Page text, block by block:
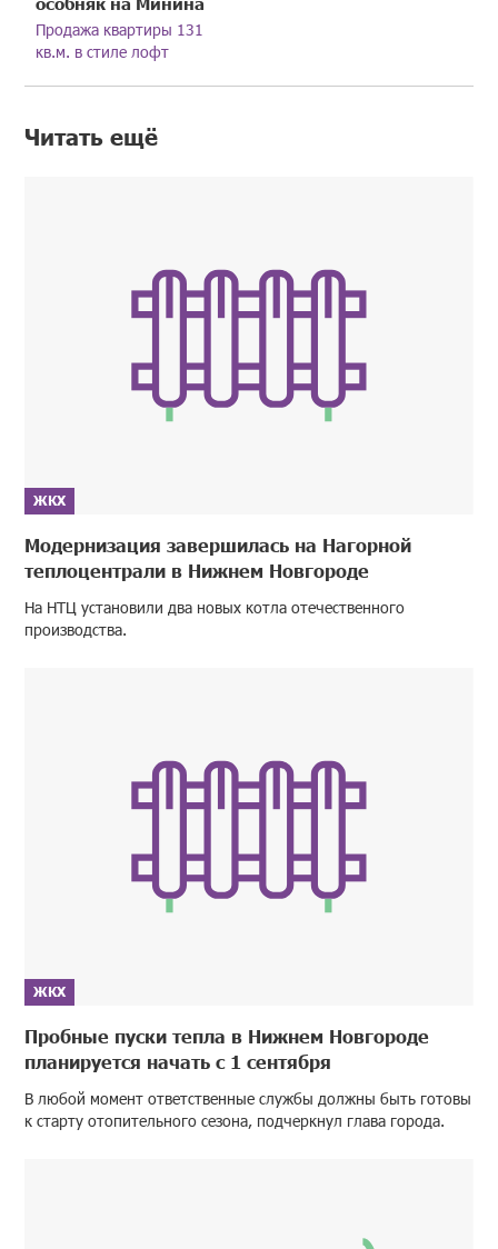
Продажа квартиры 131
кв.м. в стиле лофт
Читать ещё
ЖКХ
Модернизация завершилась на Нагорной
теплоцентрали в Нижнем Новгороде
На НТЦ установили два новых котла отечественного
производства.
ЖКХ
Пробные пуски тепла в Нижнем Новгороде
планируется начать с 1 сентября
В любой момент ответственные службы должны быть готовы
к старту отопительного сезона, подчеркнул глава города.